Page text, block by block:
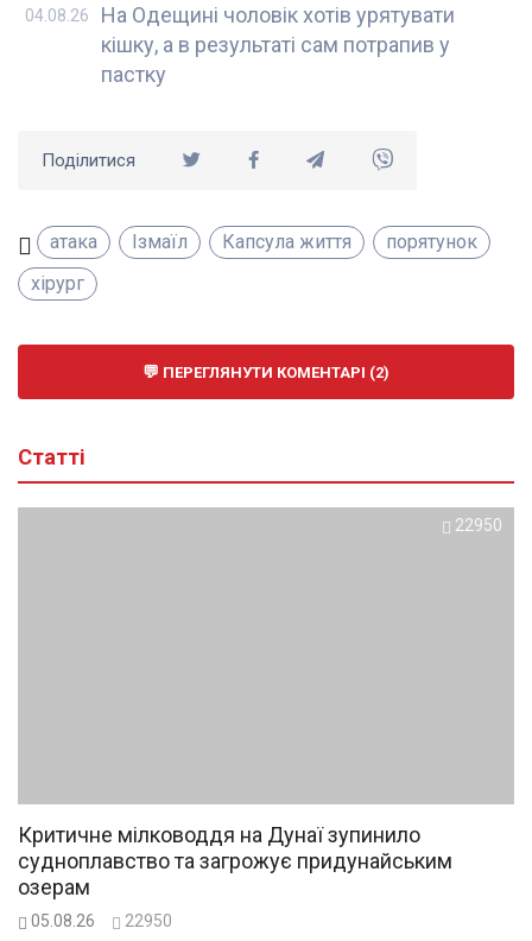
На Одещині чоловік хотів урятувати
кішку, а в результаті сам потрапив у
пастку
04.08.26
Поділитися
атака Ізмаїл Капсула життя
порятунок
хірург
ПЕРЕГЛЯНУТИ КОМЕНТАРІ (2)
Статті
22950
Критичне мілководдя на Дунаї зупинило
судноплавство та загрожує придунайським
озерам
05.08.26 22950